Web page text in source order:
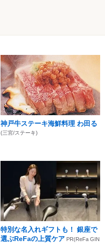
神戸牛ステーキ海鮮料理 わ田る
(三宮/ステーキ)
特別な名入れギフトも！ 銀座で
選ぶReFaの上質ケア PR(ReFa GIN